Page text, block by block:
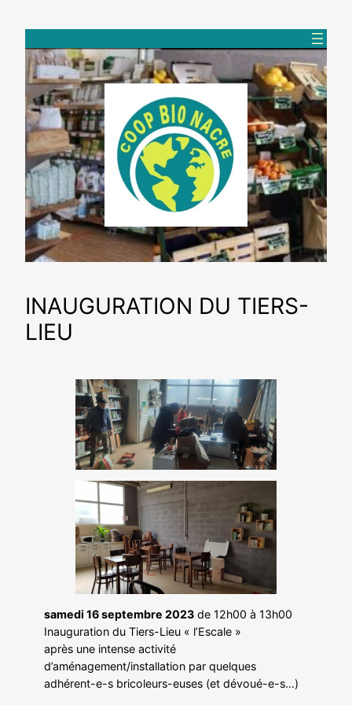
contenu
INAUGURATION DU TIERS-
LIEU
samedi 16 septembre 2023 de 12h00 à 13h00
Inauguration du Tiers-Lieu « l’Escale »
après une intense activité
d’aménagement/installation par quelques
adhérent-e-s bricoleurs-euses (et dévoué-e-s…)